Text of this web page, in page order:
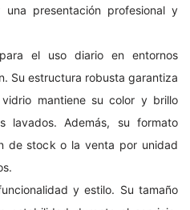
presentación profesional y
el uso diario en entornos
Su estructura robusta garantiza
mantiene su color y brillo
lavados. Además, su formato
de stock o la venta por unidad
y estilo. Su tamaño